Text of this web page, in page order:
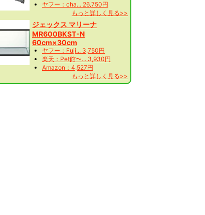
ヤフー：cha... 26,750円
もっと詳しく見る>>
ジェックス マリーナ
MR600BKST-N
60cm×30cm
ヤフー：Fuji... 3,750円
楽天：Pet館〜... 3,930円
Amazon：4,527円
もっと詳しく見る>>